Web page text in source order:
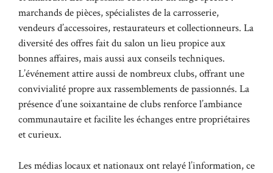
marchands de pièces, spécialistes de la carrosserie,
vendeurs d’accessoires, restaurateurs et collectionneurs. La
diversité des offres fait du salon un lieu propice aux
bonnes affaires, mais aussi aux conseils techniques.
L’événement attire aussi de nombreux clubs, offrant une
convivialité propre aux rassemblements de passionnés. La
présence d’une soixantaine de clubs renforce l’ambiance
communautaire et facilite les échanges entre propriétaires
et curieux.
Les médias locaux et nationaux ont relayé l’information, ce